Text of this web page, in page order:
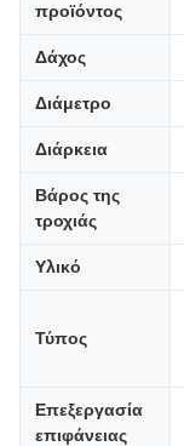
προϊόντος
Δάχος
Διάμετρο
Διάρκεια
Βάρος της
τροχιάς
Υλικό
Τύπος
Επεξεργασία
επιφάνειας